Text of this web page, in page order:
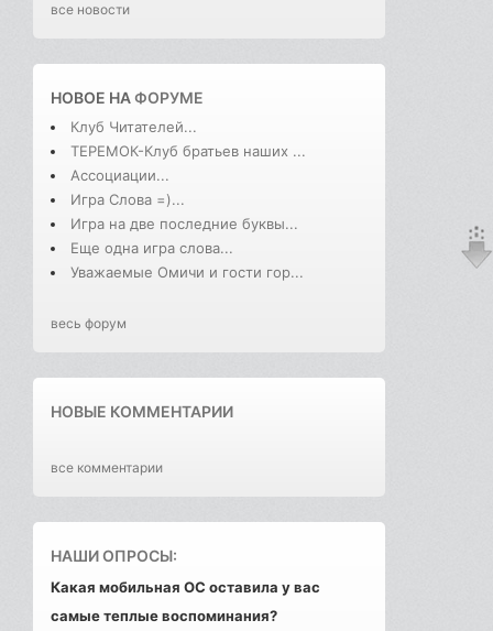
все новости
НОВОЕ НАФОРУМЕ
Клуб Читателей...
ТЕРЕМОК-Клуб братьев наших ...
Ассоциации...
Игра Слова =)...
Игра на две последние буквы...
Еще одна игра слова...
Уважаемые Омичи и гости гор...
весь форум
НОВЫЕ КОММЕНТАРИИ
все комментарии
НАШИ ОПРОСЫ:
Какая мобильная ОС оставила у вас
самые теплые воспоминания?